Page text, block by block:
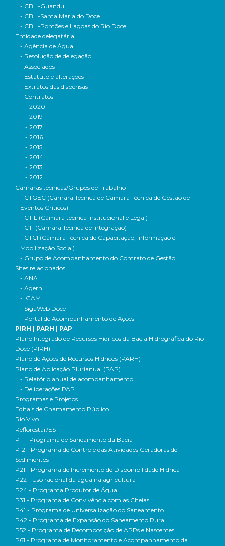
- CBH-Guandu
- CBH-Santa Maria do Doce
- CBH-Pontões e Lagoas do Rio Doce
Entidade delegatária
- Agência de Água
- Resolução de delegação
- Associados
- Estatuto e alterações
- Extratos das dispensas
- Contratos
- 2020
- 2019
- 2017
- 2016
- 2015
- 2014
- 2013
- 2012
Câmaras técnicas/Grupos de Trabalho
- CTGEC (Câmara Técnica de Câmara Técnica de Gestão de
Eventos Críticos)
- CTIL (Câmara técnica Institucional e Legal)
- CTI (Câmara Técnica de Integração)
- CTCI (Câmara Técnica de Capacitação, Informação e
Mobilização Social)
- Grupo de Acompanhamento do Contrato de Gestão
Sites relacionados
- ANA
- Agerh
- IGAM
- SigaWeb Doce
- Portal de Acompanhamento de Ações
PIRH | PARH | PAP
Plano Integrado de Recursos Hídricos da Bacia Hidrográfica do Rio
Doce (PIRH)
Plano de Ações de Recursos Hídricos (PARH)
Plano de Aplicação Plurianual (PAP)
- Relatório anual de acompanhamento
- Deliberações PAP
Programas e Projetos
Editais de Chamamento Público
Rio Vivo
Reflorestar/ES
P11 - Programa de Saneamento da Bacia
P12 - Programa de Controle das Atividades Geradoras de
Sedimentos
P21 - Programa de Incremento de Disponibilidade Hídrica
P22 - Uso racional da água na agricultura
P24 - Programa Produtor de Água
P31 - Programa de Convivência com as Cheias
P41 - Programa de Universalização do Saneamento
P42 - Programa de Expansão do Saneamento Rural
P52 - Programa de Recomposição de APPs e Nascentes
P61 - Programa de Monitoramento e Acompanhamento da